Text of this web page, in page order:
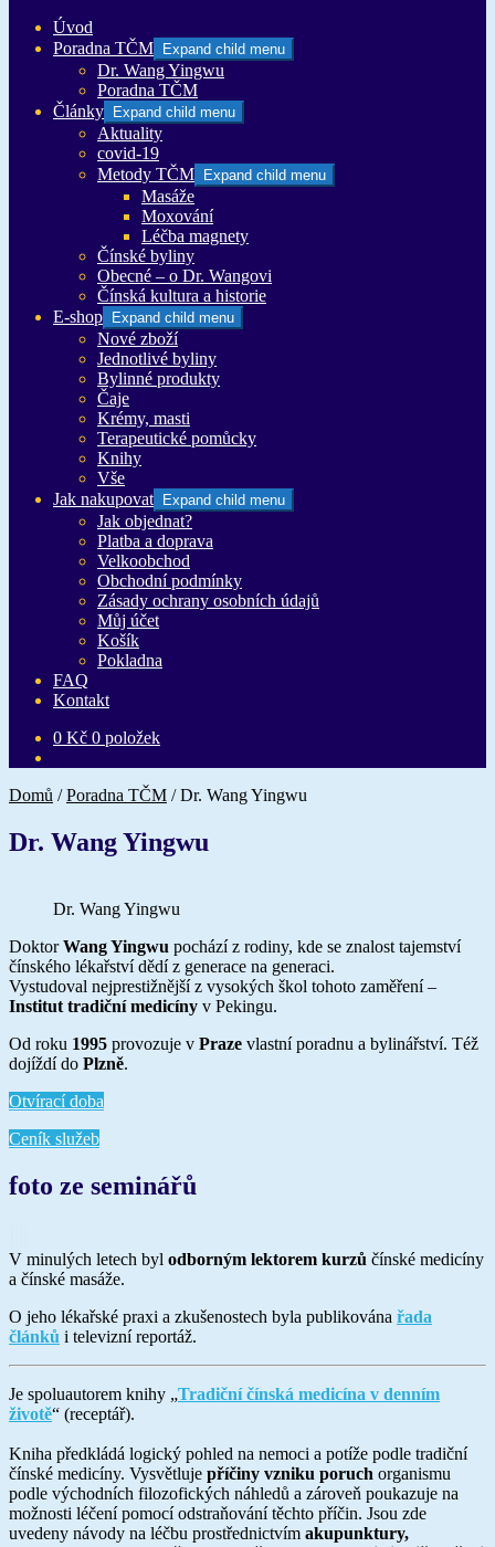
Úvod
Poradna TČM
Expand child menu
Dr. Wang Yingwu
Poradna TČM
Články
Expand child menu
Aktuality
covid-19
Metody TČM
Expand child menu
Masáže
Moxování
Léčba magnety
Čínské byliny
Obecné – o Dr. Wangovi
Čínská kultura a historie
E-shop
Expand child menu
Nové zboží
Jednotlivé byliny
Bylinné produkty
Čaje
Krémy, masti
Terapeutické pomůcky
Knihy
Vše
Jak nakupovat
Expand child menu
Jak objednat?
Platba a doprava
Velkoobchod
Obchodní podmínky
Zásady ochrany osobních údajů
Můj účet
Košík
Pokladna
FAQ
Kontakt
0 Kč 0 položek
Domů /Poradna TČM /Dr. Wang Yingwu
Dr. Wang Yingwu
Dr. Wang Yingwu
DoktorWang Yingwu pochází z rodiny, kde se znalost tajemství
čínského lékařství dědí z generace na generaci.
Vystudoval nejprestižnější z vysokých škol tohoto zaměření –
Institut tradiční medicíny v Pekingu.
Od roku 1995 provozuje v Praze vlastní poradnu a bylinářství. Též
dojíždí do Plzně.
Otvírací doba
Ceník služeb
foto ze seminářů
V minulých letech byl odborným lektorem kurzů čínské medicíny
a čínské masáže.
O jeho lékařské praxi a zkušenostech byla publikována řada
článků i televizní reportáž.
Je spoluautorem knihy „Tradiční čínská medicína v denním
životě“ (receptář).
Kniha předkládá logický pohled na nemoci a potíže podle tradiční
čínské medicíny. Vysvětluje příčiny vzniku poruch organismu
podle východních filozofických náhledů a zároveň poukazuje na
možnosti léčení pomocí odstraňování těchto příčin. Jsou zde
uvedeny návody na léčbu prostřednictvím akupunktury,